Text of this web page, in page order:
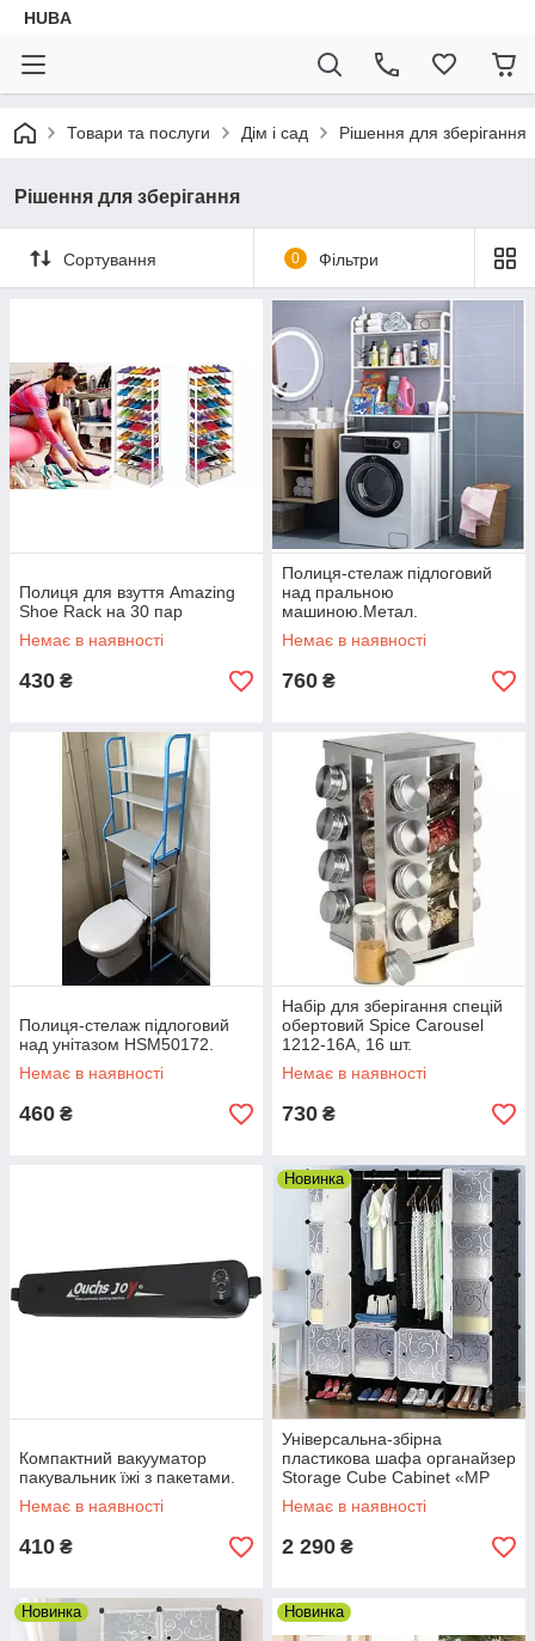
HUBA
Товари та послуги Дім і сад Рішення для зберігання
Рішення для зберігання
Сортування 0 Фільтри
Полиця для взуття Amazing
Shoe Rack на 30 пар
Немає в наявності
430 ₴
Полиця-стелаж підлоговий
над пральною
машиною.Метал.
Немає в наявності
760 ₴
Полиця-стелаж підлоговий
над унітазом HSM50172.
Немає в наявності
460 ₴
Набір для зберігання спецій
обертовий Spice Carousel
1212-16А, 16 шт.
Немає в наявності
730 ₴
Компактний вакууматор
пакувальник їжі з пакетами.
Немає в наявності
410 ₴
Новинка
Універсальна-збірна
пластикова шафа органайзер
Storage Cube Cabinet «МР
416-102А» (147х37х165см).
Немає в наявності
2 290 ₴
Новинка Новинка